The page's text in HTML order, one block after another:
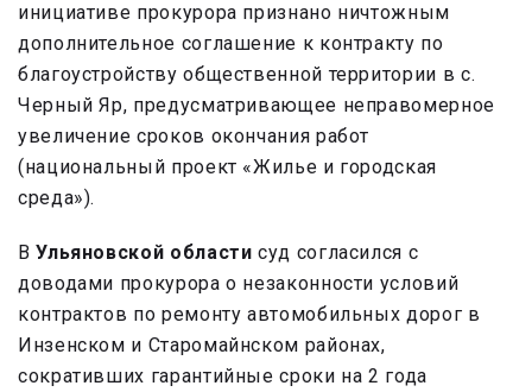
инициативе прокурора признано ничтожным
дополнительное соглашение к контракту по
благоустройству общественной территории в с.
Черный Яр, предусматривающее неправомерное
увеличение сроков окончания работ
(национальный проект «Жилье и городская
среда»).
ВУльяновской области суд согласился с
доводами прокурора о незаконности условий
контрактов по ремонту автомобильных дорог в
Инзенском и Старомайнском районах,
сокративших гарантийные сроки на 2 года